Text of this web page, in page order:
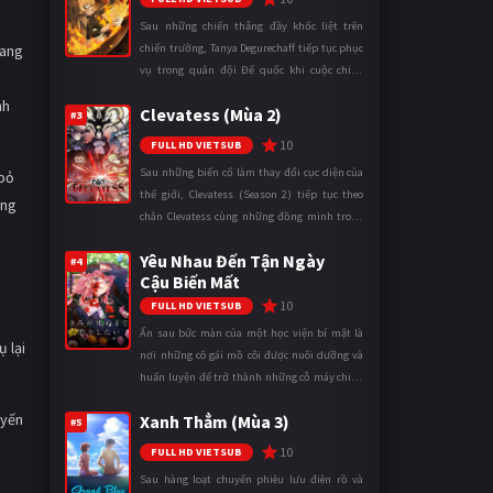
lại
Sau những chiến thắng đầy khốc liệt trên
chiến trường, Tanya Degurechaff tiếp tục phục
vụ trong quân đội Đế quốc khi cuộc chiến
mặt trận. Dù sở hữu tài năn ...
#3 Clevatess (Mùa 2)
FULL HD VIETSUB 10
Sau những biến cố làm thay đổi cục diện của
thế giới, Clevatess (Season 2) tiếp tục theo
chân Clevatess cùng những đồng minh trong
loại đến bờ vực diệ ...
#4
Yêu Nhau Đến Tận Ngày
Cậu Biến Mất
FULL HD VIETSUB 10
Ẩn sau bức màn của một học viện bí mật là
nơi những cô gái mồ côi được nuôi dưỡng và
huấn luyện để trở thành những cỗ máy chiến
được xem là điều hiển nh ...
#5 Xanh Thẳm (Mùa 3)
FULL HD VIETSUB 10
Sau hàng loạt chuyến phiêu lưu điên rồ và